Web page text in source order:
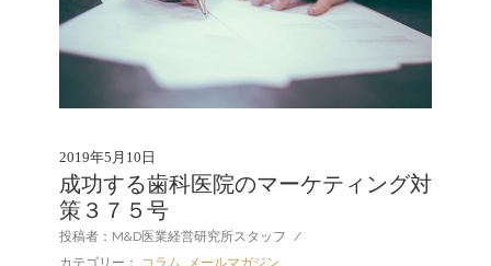
2019年5月10日
成功する歯科医院のマーケティング対
策３７５号
投稿者：M&D医業経営研究所スタッフ
/
カテゴリー：
コラム メールマガジン